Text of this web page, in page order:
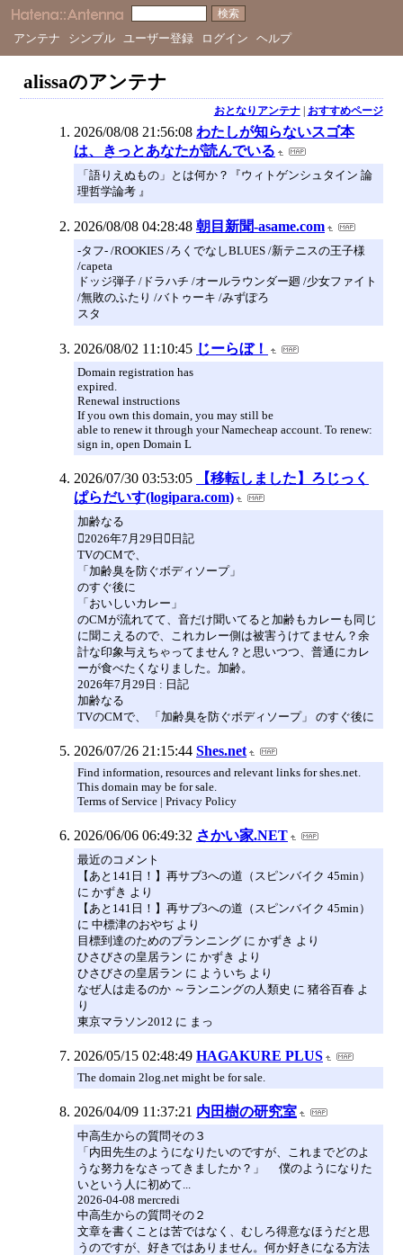
アンテナ シンプル ユーザー登録 ログイン ヘルプ
alissaのアンテナ
おとなりアンテナ| おすすめページ
2026/08/08 21:56:08 わたしが知らないスゴ本
は、きっとあなたが読んでいる
「語りえぬもの」とは何か？『ウィトゲンシュタイン 論
理哲学論考 』
2026/08/08 04:28:48 朝目新聞-asame.com
-タフ- /ROOKIES /ろくでなしBLUES /新テニスの王子様
/capeta
ドッジ弾子 /ドラハチ /オールラウンダー廻 /少女ファイト
/無敗のふたり /バトゥーキ /みずぽろ
スタ
2026/08/02 11:10:45 じーらぼ！
Domain registration has
expired.
Renewal instructions
If you own this domain, you may still be
able to renew it through your Namecheap account. To renew:
sign in, open Domain L
2026/07/30 03:53:05
【移転しました】ろじっく
ぱらだいす(logipara.com)
加齢なる
2026年7月29日日記
TVのCMで、
「加齢臭を防ぐボディソープ」
のすぐ後に
「おいしいカレー」
のCMが流れてて、音だけ聞いてると加齢もカレーも同じ
に聞こえるので、これカレー側は被害うけてません？余
計な印象与えちゃってません？と思いつつ、普通にカレ
ーが食べたくなりました。加齢。
2026年7月29日 : 日記
加齢なる
TVのCMで、 「加齢臭を防ぐボディソープ」 のすぐ後に
2026/07/26 21:15:44 Shes.net
Find information, resources and relevant links for shes.net.
This domain may be for sale.
Terms of Service | Privacy Policy
2026/06/06 06:49:32 さかい家.NET
最近のコメント
【あと141日！】再サブ3への道（スピンバイク 45min）
に かずき より
【あと141日！】再サブ3への道（スピンバイク 45min）
に 中標津のおやぢ より
目標到達のためのプランニング に かずき より
ひさびさの皇居ラン に かずき より
ひさびさの皇居ラン に よういち より
なぜ人は走るのか ～ランニングの人類史 に 猪谷百春 よ
り
東京マラソン2012 に まっ
2026/05/15 02:48:49 HAGAKURE PLUS
The domain 2log.net might be for sale.
2026/04/09 11:37:21 内田樹の研究室
中高生からの質問その３
「内田先生のようになりたいのですが、これまでどのよ
うな努力をなさってきましたか？」 僕のようになりた
いという人に初めて...
2026-04-08 mercredi
中高生からの質問その２
文章を書くことは苦ではなく、むしろ得意なほうだと思
うのですが、好きではありません。何か好きになる方法